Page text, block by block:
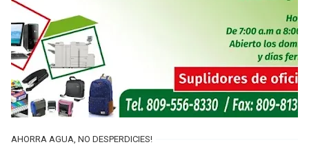
AHORRA AGUA, NO DESPERDICIES!